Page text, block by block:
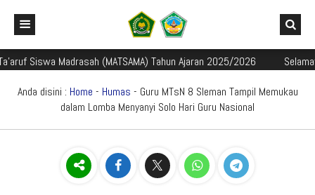
Beranda
Profil Madrasah
Visi Misi Madrasah
Galeri Berita
Aplikasi Madrasah
Madrasah (MATSAMA) Tahun Ajaran 2025/2026 Selamat
Anda disini : Home - Humas - Guru MTsN 8 Sleman Tampil Memukau
dalam Lomba Menyanyi Solo Hari Guru Nasional